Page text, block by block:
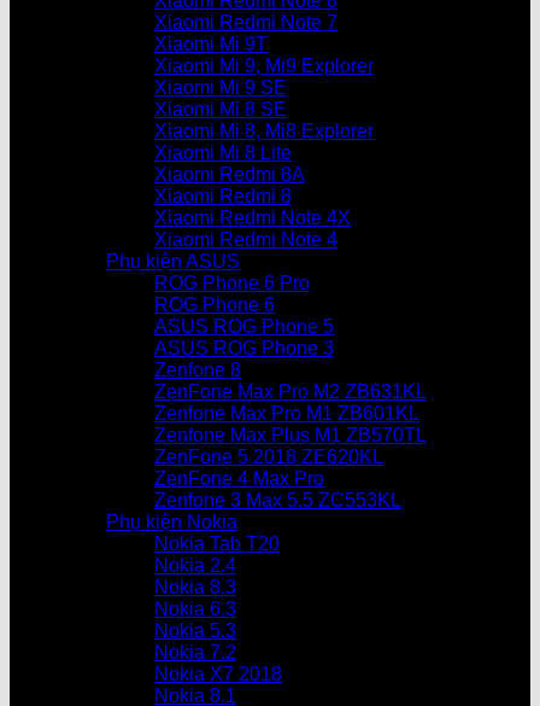
Xiaomi Redmi Note 7
Xiaomi Mi 9T
Xiaomi Mi 9, Mi9 Explorer
Xiaomi Mi 9 SE
Xiaomi Mi 8 SE
Xiaomi Mi 8, Mi8 Explorer
Xiaomi Mi 8 Lite
Xiaomi Redmi 8A
Xiaomi Redmi 8
Xiaomi Redmi Note 4X
Xiaomi Redmi Note 4
Phụ kiện ASUS
ROG Phone 6 Pro
ROG Phone 6
ASUS ROG Phone 5
ASUS ROG Phone 3
Zenfone 8
ZenFone Max Pro M2 ZB631KL
Zenfone Max Pro M1 ZB601KL
Zenfone Max Plus M1 ZB570TL
ZenFone 5 2018 ZE620KL
ZenFone 4 Max Pro
Zenfone 3 Max 5.5 ZC553KL
Phụ kiện Nokia
Nokia Tab T20
Nokia 2.4
Nokia 8.3
Nokia 6.3
Nokia 5.3
Nokia 7.2
Nokia X7 2018
Nokia 8.1